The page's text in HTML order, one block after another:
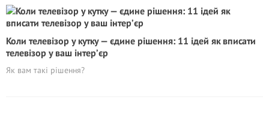
Коли телевізор у кутку — єдине рішення: 11 ідей як вписати
телевізор у ваш інтер’єр
Як вам такі рішення?